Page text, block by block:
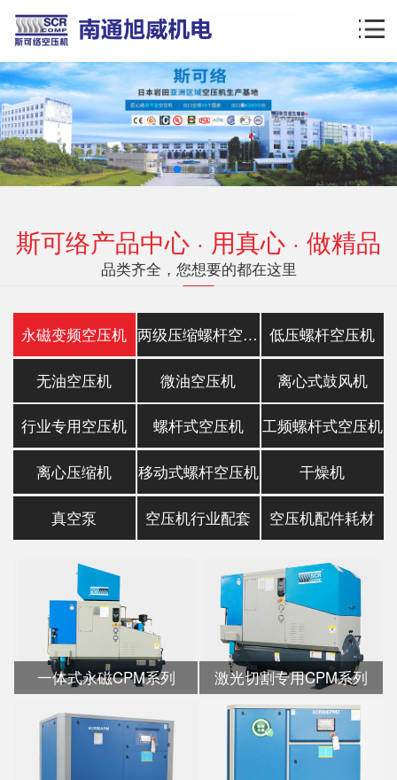
斯可络产品中心 · 用真心 · 做精品
品类齐全，您想要的都在这里
永磁变频空压机 两级压缩螺杆空压机 低压螺杆空压机
无油空压机 微油空压机 离心式鼓风机
行业专用空压机 螺杆式空压机 工频螺杆式空压机
离心压缩机 移动式螺杆空压机 干燥机
真空泵 空压机行业配套 空压机配件耗材
一体式永磁CPM系列 激光切割专用CPM系列